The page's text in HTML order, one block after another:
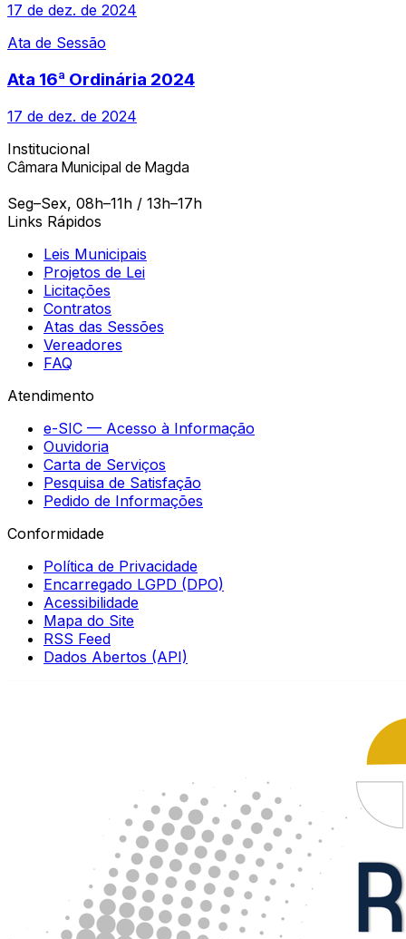
17 de dez. de 2024
Ata de Sessão
Ata 16ª Ordinária 2024
17 de dez. de 2024
Institucional
Câmara Municipal de Magda
Seg–Sex, 08h–11h / 13h–17h
Links Rápidos
Leis Municipais
Projetos de Lei
Licitações
Contratos
Atas das Sessões
Vereadores
FAQ
Atendimento
e-SIC — Acesso à Informação
Ouvidoria
Carta de Serviços
Pesquisa de Satisfação
Pedido de Informações
Conformidade
Política de Privacidade
Encarregado LGPD (DPO)
Acessibilidade
Mapa do Site
RSS Feed
Dados Abertos (API)